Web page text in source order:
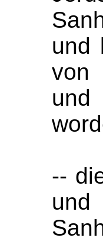
und
von
und
--